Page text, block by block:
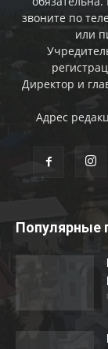
звоните по
или
Директор и
Адрес
Популярные